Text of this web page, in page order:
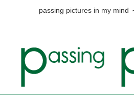
passing pictures in my mind